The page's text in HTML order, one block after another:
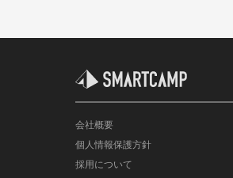
会社概要
個人情報保護方針
採用について